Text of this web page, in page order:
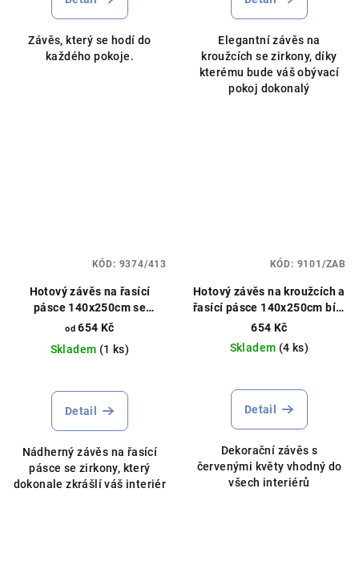
Závěs, který se hodí do
každého pokoje.
Elegantní závěs na
kroužcích se zirkony, díky
kterému bude váš obývací
pokoj dokonalý
Hotový závěs na řasící
pásce 140x250cm se
zirkony různé barvy
od 654 Kč
Skladem (1 ks)
Detail
Nádherný závěs na řasící
pásce se zirkony, který
dokonale zkrášlí váš interiér
KÓD: 9374/413
Hotový závěs na kroužcích a
řasící pásce 140x250cm bílý
s květinami
654 Kč
Skladem (4 ks)
Detail
Dekorační závěs s
červenými květy vhodný do
všech interiérů
KÓD: 9101/ZAB